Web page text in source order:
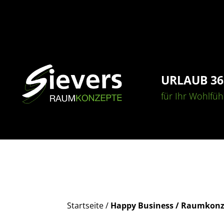
URLAUB
Startseite/ Happy Business /